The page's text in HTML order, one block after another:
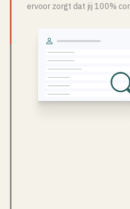
ervoor zorgt dat jij 100%